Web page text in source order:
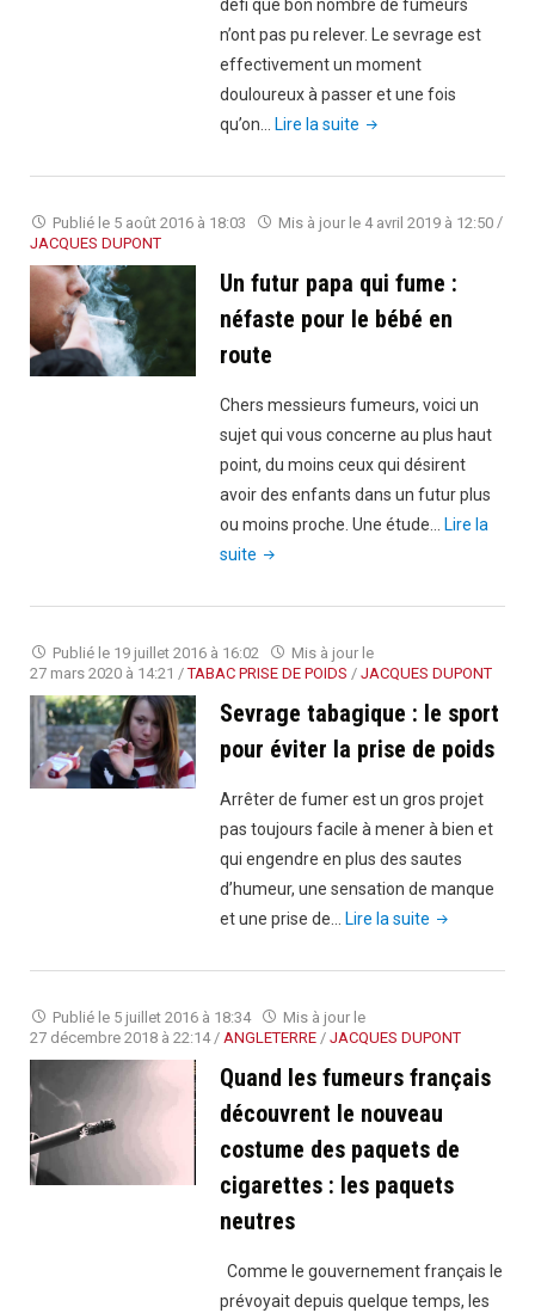
défi que bon nombre de fumeurs
n’ont pas pu relever. Le sevrage est
effectivement un moment
douloureux à passer et une fois
qu’on…
Lire la suite "Tabac
que
pas
rechuter
Publié le 5 août 2016 à 18:03 Mis à jour le 4 avril 2019 à 12:50 /
JACQUES DUPONT
Un futur papa qui fume :
néfaste pour le bébé en
route
Chers messieurs fumeurs, voici un
sujet qui vous concerne au plus haut
point, du moins ceux qui désirent
avoir des enfants dans un futur plus
ou moins proche. Une étude…
Lire la
suite "Un
papa
qui
fume
néfaste
pour
le
bébé
en
route"
Publié le 19 juillet 2016 à 16:02
Mis à jour le
27 mars 2020 à 14:21 /TABAC PRISE DE POIDS / JACQUES DUPONT
Sevrage tabagique : le sport
pour éviter la prise de poids
Arrêter de fumer est un gros projet
pas toujours facile à mener à bien et
qui engendre en plus des sautes
d’humeur, une sensation de manque
et une prise de…
Lire la suite "Sevrage
:
sport
éviter
la
prise
de
Publié le 5 juillet 2016 à 18:34
Mis à jour le
27 décembre 2018 à 22:14 / ANGLETERRE / JACQUES DUPONT
Quand les fumeurs français
découvrent le nouveau
costume des paquets de
cigarettes : les paquets
neutres
Comme le gouvernement français le
prévoyait depuis quelque temps, les